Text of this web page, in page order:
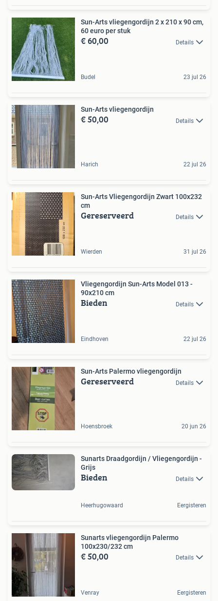
Sun-Arts vliegengordijn 2 x 210 x 90 cm,
60 euro per stuk
€ 60,00 Details
Budel 23 jul 26
Sun-Arts vliegengordijn
€ 50,00 Details
Harich 22 jul 26
Sun-Arts Vliegengordijn Zwart 100x232
cm
Gereserveerd Details
Wierden 31 jul 26
Vliegengordijn Sun-Arts Model 013 -
90x210 cm
Bieden Details
Eindhoven 22 jul 26
Sun-Arts Palermo vliegengordijn
Gereserveerd Details
Hoensbroek 20 jun 26
Sunarts Draadgordijn / Vliegengordijn -
Grijs
Bieden Details
Heerhugowaard Eergisteren
Sunarts vliegengordijn Palermo
100x230/232 cm
€ 50,00 Details
Venray Eergisteren